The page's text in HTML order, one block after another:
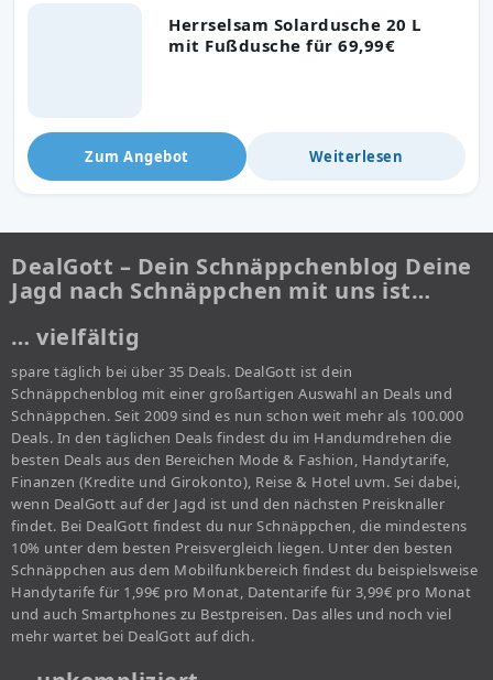
Herrselsam Solardusche 20 L
mit Fußdusche für 69,99€
Zum Angebot Weiterlesen
DealGott – Dein Schnäppchenblog Deine
Jagd nach Schnäppchen mit uns ist…
… vielfältig
spare täglich bei über 35 Deals. DealGott ist dein
Schnäppchenblog mit einer großartigen Auswahl an Deals und
Schnäppchen. Seit 2009 sind es nun schon weit mehr als 100.000
Deals. In den täglichen Deals findest du im Handumdrehen die
besten Deals aus den Bereichen Mode & Fashion, Handytarife,
Finanzen (Kredite und Girokonto), Reise & Hotel uvm. Sei dabei,
wenn DealGott auf der Jagd ist und den nächsten Preisknaller
findet. Bei DealGott findest du nur Schnäppchen, die mindestens
10% unter dem besten Preisvergleich liegen. Unter den besten
Schnäppchen aus dem Mobilfunkbereich findest du beispielsweise
Handytarife für 1,99€ pro Monat, Datentarife für 3,99€ pro Monat
und auch Smartphones zu Bestpreisen. Das alles und noch viel
mehr wartet bei DealGott auf dich.